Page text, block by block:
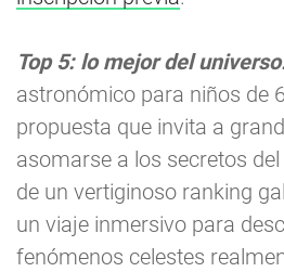
Top 5: lo mejor del
astronómico para niños de
propuesta que invita a
asomarse a los secretos
de un vertiginoso ranking
un viaje inmersivo para
fenómenos celestes